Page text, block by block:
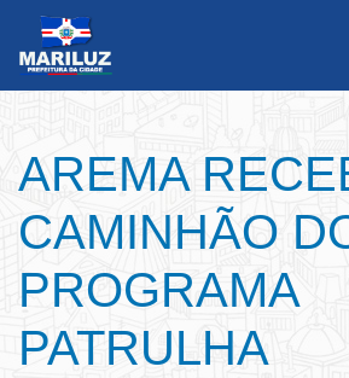
AREMA
CAMINHÃO
PROGRAMA
PATRULHA